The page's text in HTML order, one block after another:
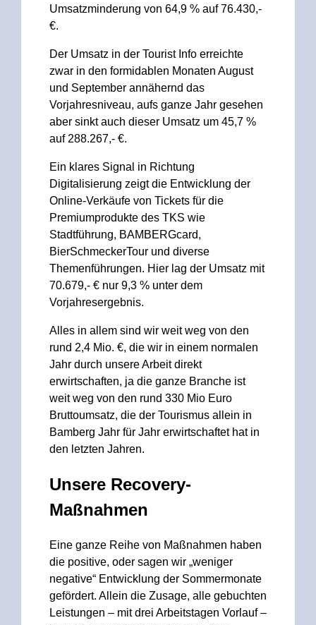
Umsatzminderung von 64,9 % auf 76.430,-
€.
Der Umsatz in der Tourist Info erreichte
zwar in den formidablen Monaten August
und September annähernd das
Vorjahresniveau, aufs ganze Jahr gesehen
aber sinkt auch dieser Umsatz um 45,7 %
auf 288.267,- €.
Ein klares Signal in Richtung
Digitalisierung zeigt die Entwicklung der
Online-Verkäufe von Tickets für die
Premiumprodukte des TKS wie
Stadtführung, BAMBERGcard,
BierSchmeckerTour und diverse
Themenführungen. Hier lag der Umsatz mit
70.679,- € nur 9,3 % unter dem
Vorjahresergebnis.
Alles in allem sind wir weit weg von den
rund 2,4 Mio. €, die wir in einem normalen
Jahr durch unsere Arbeit direkt
erwirtschaften, ja die ganze Branche ist
weit weg von den rund 330 Mio Euro
Bruttoumsatz, die der Tourismus allein in
Bamberg Jahr für Jahr erwirtschaftet hat in
den letzten Jahren.
Unsere Recovery-
Maßnahmen
Eine ganze Reihe von Maßnahmen haben
die positive, oder sagen wir „weniger
negative“ Entwicklung der Sommermonate
gefördert. Allein die Zusage, alle gebuchten
Leistungen – mit drei Arbeitstagen Vorlauf –